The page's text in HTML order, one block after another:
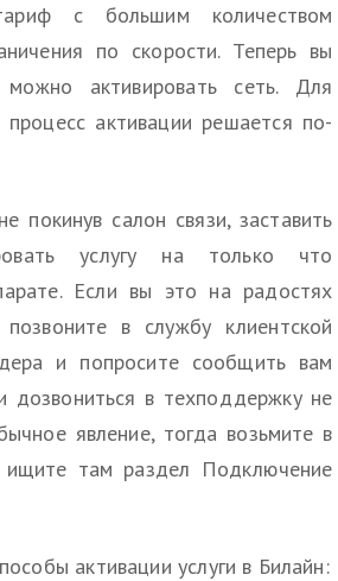
с большим количеством
по скорости. Теперь вы
активировать сеть. Для
активации решается по-
покинув салон связи, заставить
услугу на только что
Если вы это на радостях
в службу клиентской
и попросите сообщить вам
дозвониться в техподдержку не
явление, тогда возьмите в
ищите там раздел Подключение
активации услуги в Билайн: